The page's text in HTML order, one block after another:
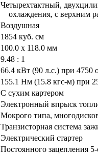
Четырехтактный,
охлаждения, с верхним
Воздушная
1854 куб. см
100.0 х 118.0 мм
9.48 : 1
66.4 кВт (90 л.с.) при 4750
155.1 Нм (15.8 кгс-м) при
С сухим картером
Электронный впрыск
Мокрого типа,
Транзисторная система
Электрический стартер
Постоянного зацепления 5-